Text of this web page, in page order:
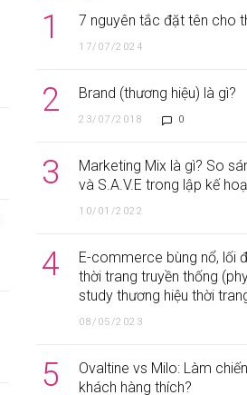
1 7 nguyên tắc đặt tên cho
17/07/2024
2 Brand (thương hiệu) là gì?
23/07/2018 0
3
Marketing Mix là gì? So
và S.A.V.E trong lập kế
10/01/2022
4
E-commerce bùng nổ, lối
thời trang truyền thống
study thương hiệu thời
08/05/2023
5
Ovaltine vs Milo: Làm
khách hàng thích?